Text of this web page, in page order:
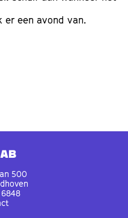
er een avond van.
500